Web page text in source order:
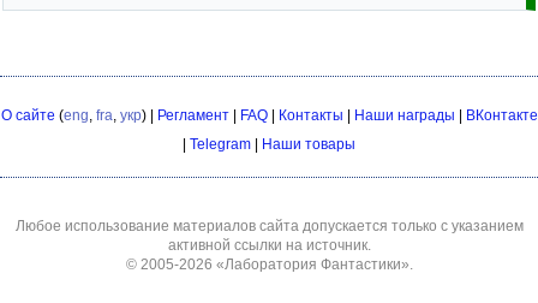
О сайте (eng, fra, укр) | Регламент| FAQ| Контакты Наши награды
ВКонтакте
Telegram Наши товары
Любое использование материалов сайта допускается только с указанием
активной ссылки на источник.
© 2005-2026 «Лаборатория Фантастики».